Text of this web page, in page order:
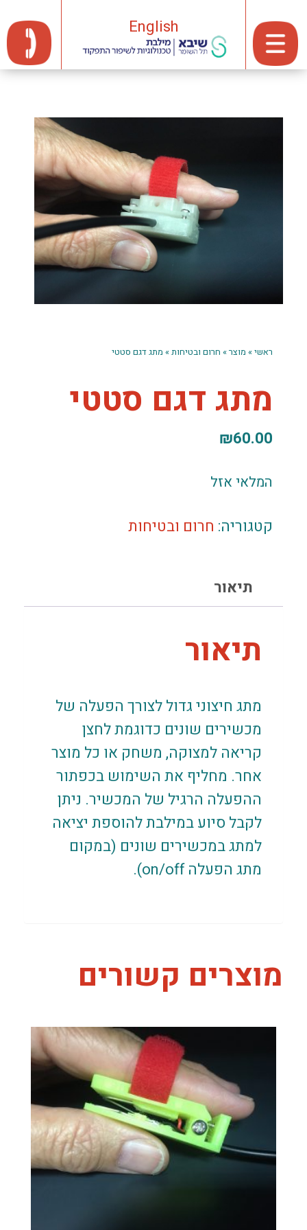
English
ראשי» מוצר» חרום ובטיחות» מתג דגם סטטי
מתג דגם סטטי
₪60.00
המלאי אזל
קטגוריה: חרום ובטיחות
תיאור
תיאור
מתג חיצוני גדול לצורך הפעלה של
מכשירים שונים כדוגמת לחצן
קריאה למצוקה, משחק או כל מוצר
אחר. מחליף את השימוש בכפתור
ההפעלה הרגיל של המכשיר. ניתן
לקבל סיוע במילבת להוספת יציאה
למתג במכשירים שונים (במקום
מתג הפעלה on/off).
מוצרים קשורים